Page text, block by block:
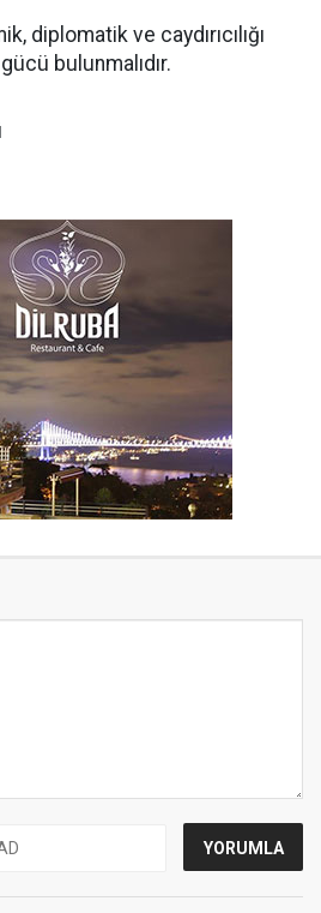
diplomatik ve caydırıcılığı
bulunmalıdır.